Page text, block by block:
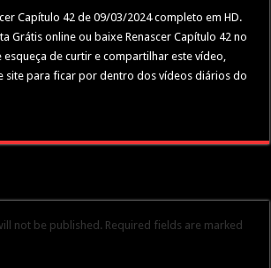
Capítulo 42 de 09/03/2024 completo em HD.
Grátis online ou baixe Renascer Capítulo 42 no
esqueça de curtir e compartilhar este vídeo,
site para ficar por dentro dos vídeos diários do
not be published. Required fields are marked